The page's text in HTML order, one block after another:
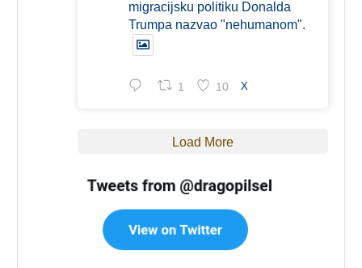
migracijsku politiku Donalda
Trumpa nazvao "nehumanom".
1 10 X
Load More